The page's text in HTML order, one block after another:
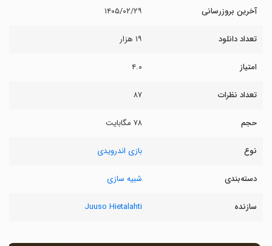
آخرین بروزرسانی ۱۴۰۵/۰۲/۲۹
تعداد دانلود ۱۹ هزار
امتیاز ۴.۰
تعداد نظرات ۸۷
حجم ۷۸ مگابایت
نوع بازی اندرویدی
دسته‌بندی شبیه سازی
سازنده Juuso Hietalahti